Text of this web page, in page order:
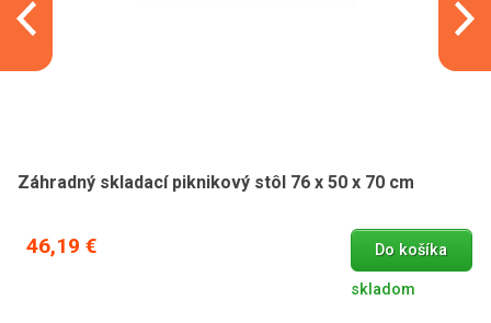
Záhradný skladací piknikový stôl 76 x 50 x 70 cm
46,19 € Do košíka
skladom